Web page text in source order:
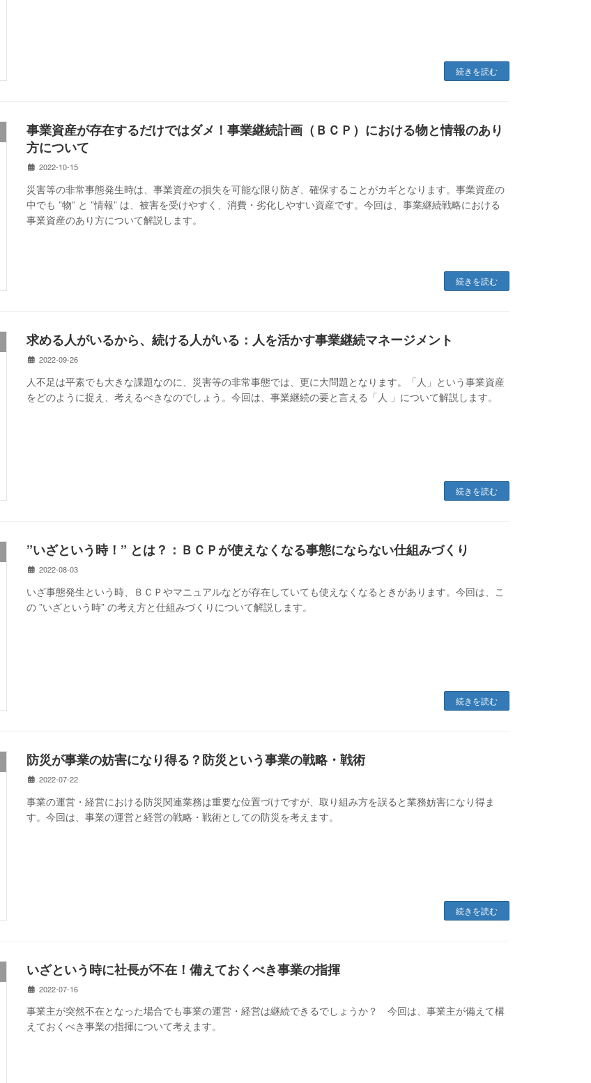
続きを読む
事業資産が存在するだけではダメ！事業継続計画（ＢＣＰ）における物と情報のあり
方について
2022-10-15
災害等の非常事態発生時は、事業資産の損失を可能な限り防ぎ、確保することがカギとなります。事業資産の
中でも ”物” と ”情報” は、被害を受けやすく、消費・劣化しやすい資産です。今回は、事業継続戦略における
事業資産のあり方について解説します。
続きを読む
求める人がいるから、続ける人がいる：人を活かす事業継続マネージメント
2022-09-26
人不足は平素でも大きな課題なのに、災害等の非常事態では、更に大問題となります。「人」という事業資産
をどのように捉え、考えるべきなのでしょう。今回は、事業継続の要と言える「人 」について解説します。
続きを読む
”いざという時！” とは？：ＢＣＰが使えなくなる事態にならない仕組みづくり
2022-08-03
いざ事態発生という時、ＢＣＰやマニュアルなどが存在していても使えなくなるときがあります。今回は、こ
の ”いざという時” の考え方と仕組みづくりについて解説します。
続きを読む
防災が事業の妨害になり得る？防災という事業の戦略・戦術
2022-07-22
事業の運営・経営における防災関連業務は重要な位置づけですが、取り組み方を誤ると業務妨害になり得ま
す。今回は、事業の運営と経営の戦略・戦術としての防災を考えます。
続きを読む
いざという時に社長が不在！備えておくべき事業の指揮
2022-07-16
事業主が突然不在となった場合でも事業の運営・経営は継続できるでしょうか？ 今回は、事業主が備えて構
えておくべき事業の指揮について考えます。